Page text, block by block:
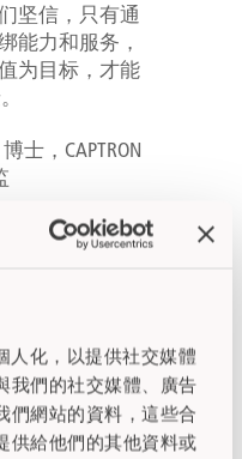
人化，以提供社交媒體
我們的社交媒體、廣告
們網站的資料，這些合
供給他們的其他資料或
坚信，只有通
能力和服务，
为目标，才能
士，CAPTRON